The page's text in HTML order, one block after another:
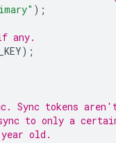
);
any.
);
Sync tokens
to only a
old.